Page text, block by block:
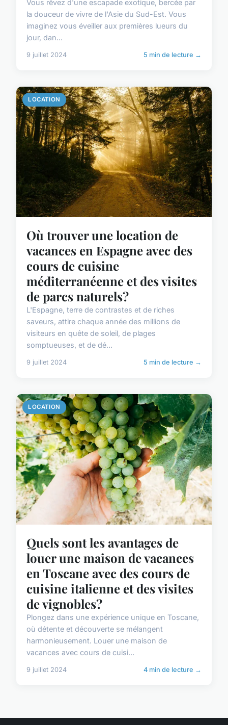
Vous rêvez d'une escapade exotique, bercée par
la douceur de vivre de l'Asie du Sud-Est. Vous
imaginez vous éveiller aux premières lueurs du
jour, dan...
9 juillet 2024 5 min de lecture →
LOCATION
Où trouver une location de
vacances en Espagne avec des
cours de cuisine
méditerranéenne et des visites
de parcs naturels?
L'Espagne, terre de contrastes et de riches
saveurs, attire chaque année des millions de
visiteurs en quête de soleil, de plages
somptueuses, et de dé...
9 juillet 2024 5 min de lecture →
LOCATION
Quels sont les avantages de
louer une maison de vacances
en Toscane avec des cours de
cuisine italienne et des visites
de vignobles?
Plongez dans une expérience unique en Toscane,
où détente et découverte se mélangent
harmonieusement. Louer une maison de
vacances avec cours de cuisi...
9 juillet 2024 4 min de lecture →